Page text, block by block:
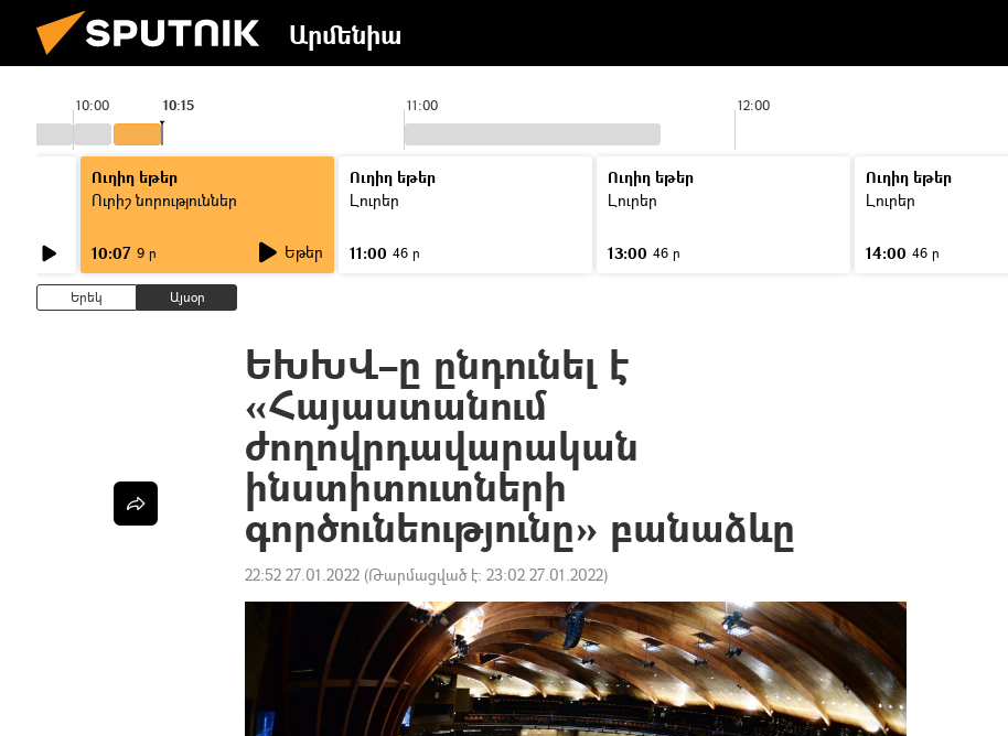
Արմենիա
10:00 11:00 12:00
10:15
Ուղիղ եթեր
Ուրիշ նորություններ
10:07 9 ր Եթեր
Ուղիղ եթեր
Լուրեր
11:00 46 ր
Ուղիղ եթեր
Լուրեր
13:00 46 ր
Ուղիղ եթեր
Լուրեր
14:00 46 ր
Երեկ Այսօր
ԵԽԽՎ–ը ընդունել է
«Հայաստանում
ժողովրդավարական
ինստիտուտների
գործունեությունը» բանաձևը
22:52 27.01.2022 (Թարմացված է: 23:02 27.01.2022)